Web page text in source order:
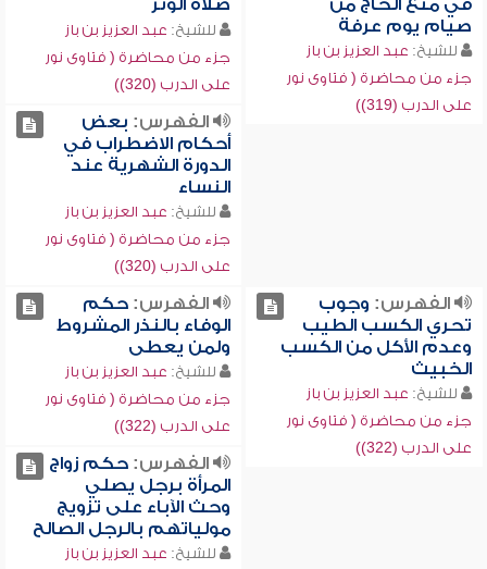
في منع الحاج من
صيام يوم عرفة
للشيخ: عبد العزيز بن باز
جزء من محاضرة ( فتاوى نور
على الدرب (319))
صلاة الوتر
للشيخ: عبد العزيز بن باز
جزء من محاضرة ( فتاوى نور
على الدرب (320))
الفهرس: بعض
أحكام الاضطراب في
الدورة الشهرية عند
النساء
للشيخ: عبد العزيز بن باز
جزء من محاضرة ( فتاوى نور
على الدرب (320))
الفهرس: وجوب
تحري الكسب الطيب
وعدم الأكل من الكسب
الخبيث
للشيخ: عبد العزيز بن باز
جزء من محاضرة ( فتاوى نور
على الدرب (322))
الفهرس:حكم
الوفاء بالنذر المشروط
ولمن يعطى
للشيخ: عبد العزيز بن باز
جزء من محاضرة ( فتاوى نور
على الدرب (322))
الفهرس:حكم زواج
المرأة برجل يصلي
وحث الآباء على تزويج
مولياتهم بالرجل الصالح
للشيخ: عبد العزيز بن باز